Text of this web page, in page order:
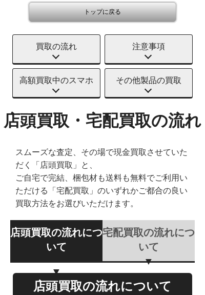
トップに戻る
買取の流れ 注意事項
高額買取中のスマホ その他製品の買取
店頭買取・宅配買取の流れ
スムーズな査定、その場で現金買取させていた
だく「店頭買取」と、
ご自宅で完結、梱包材も送料も無料でご利用い
ただける「宅配買取」のいずれかご都合の良い
買取方法をお選びいただけます。
店頭買取の流れにつ
いて
宅配買取の流れにつ
いて
店頭買取の流れについて